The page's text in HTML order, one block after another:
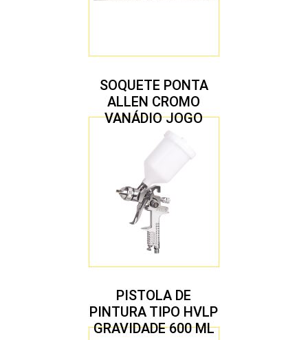
SOQUETE PONTA
ALLEN CROMO
VANÁDIO JOGO
COM 10 PEÇAS
PISTOLA DE
PINTURA TIPO HVLP
GRAVIDADE 600 ML